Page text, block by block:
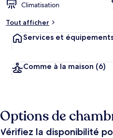
Climatisation
Tout afficher
Services et
Comme à la maison (6)
Options de
Vérifiez la disponibilité